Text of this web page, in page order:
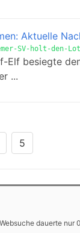
Aktuelle
SV-holt-den-
Elf besiegte
...
5
dauerte nur